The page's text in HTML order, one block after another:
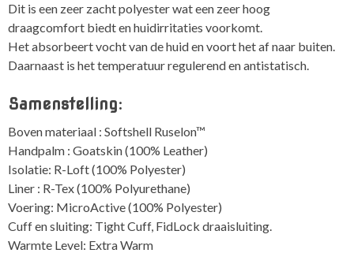
Dit is een zeer zacht polyester wat een zeer hoog
draagcomfort biedt en huidirritaties voorkomt.
Het absorbeert vocht van de huid en voort het af naar buiten.
Daarnaast is het temperatuur regulerend en antistatisch.
Samenstelling:
Boven materiaal : Softshell Ruselon™
Handpalm : Goatskin (100% Leather)
Isolatie: R-Loft (100% Polyester)
Liner : R-Tex (100% Polyurethane)
Voering: MicroActive (100% Polyester)
Cuff en sluiting: Tight Cuff, FidLock draaisluiting.
Warmte Level: Extra Warm